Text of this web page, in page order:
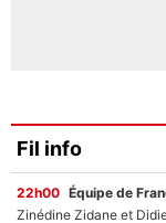
Fil info
22h00 Équipe de